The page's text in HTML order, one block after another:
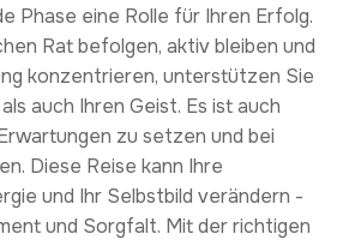
Phase eine Rolle für Ihren Erfolg.
Rat befolgen, aktiv bleiben und
konzentrieren, unterstützen Sie
auch Ihren Geist. Es ist auch
zu setzen und bei
Diese Reise kann Ihre
und Ihr Selbstbild verändern -
und Sorgfalt. Mit der richtigen